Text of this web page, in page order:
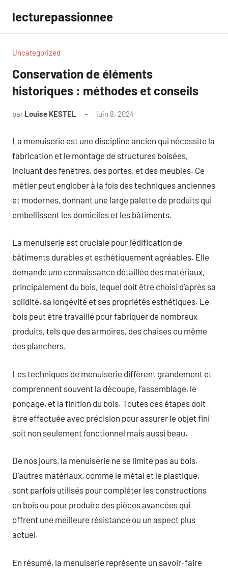
contenu
lecturepassionnee
Uncategorized
Conservation de éléments
historiques : méthodes et conseils
par Louise KESTEL juin 8, 2024
La menuiserie est une discipline ancien qui nécessite la
fabrication et le montage de structures boisées,
incluant des fenêtres, des portes, et des meubles. Ce
métier peut englober à la fois des techniques anciennes
et modernes, donnant une large palette de produits qui
embellissent les domiciles et les bâtiments.
La menuiserie est cruciale pour l’édification de
bâtiments durables et esthétiquement agréables. Elle
demande une connaissance détaillée des matériaux,
principalement du bois, lequel doit être choisi d’après sa
solidité, sa longévité et ses propriétés esthétiques. Le
bois peut être travaillé pour fabriquer de nombreux
produits, tels que des armoires, des chaises ou même
des planchers.
Les techniques de menuiserie diffèrent grandement et
comprennent souvent la découpe, l’assemblage, le
ponçage, et la finition du bois. Toutes ces étapes doit
être effectuée avec précision pour assurer le objet fini
soit non seulement fonctionnel mais aussi beau.
De nos jours, la menuiserie ne se limite pas au bois.
D’autres matériaux, comme le métal et le plastique,
sont parfois utilisés pour compléter les constructions
en bois ou pour produire des pièces avancées qui
offrent une meilleure résistance ou un aspect plus
actuel.
En résumé, la menuiserie représente un savoir-faire